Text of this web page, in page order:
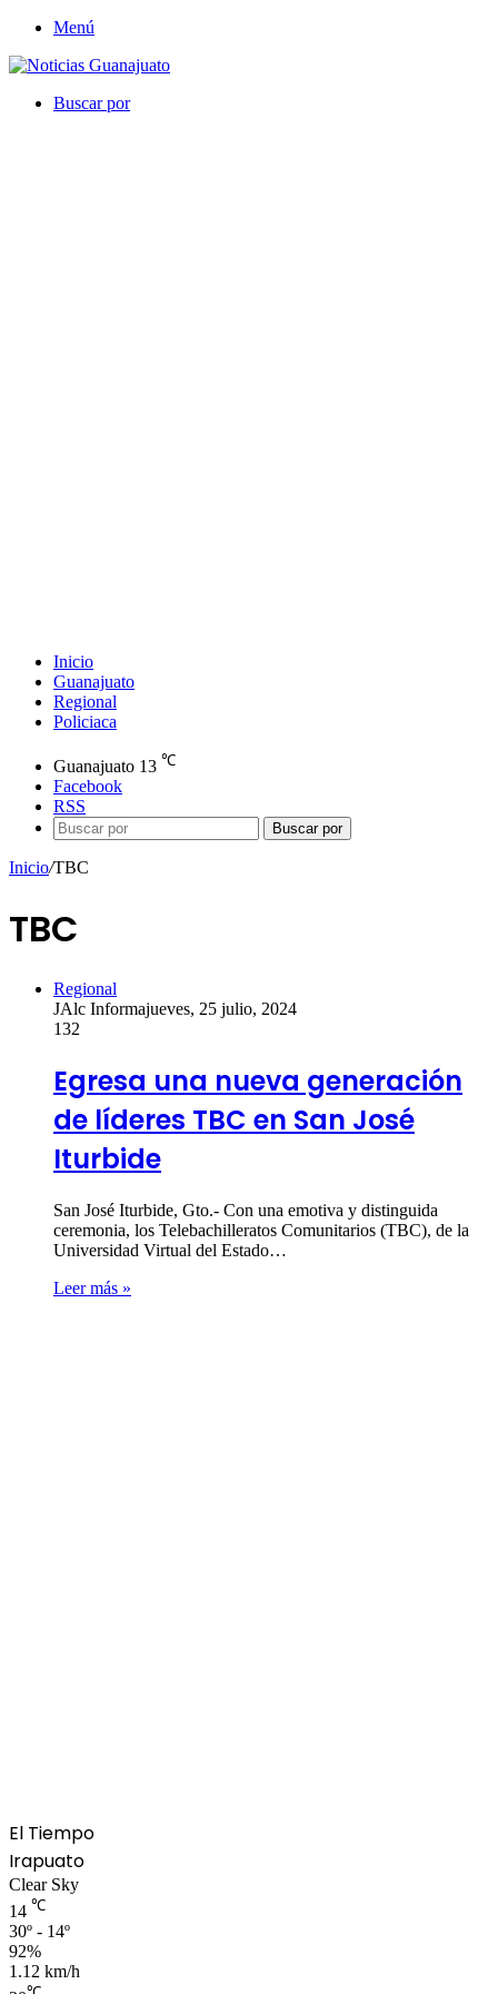
Menú
Buscar por
Inicio
Guanajuato
Regional
Policiaca
Guanajuato 13 ℃
Facebook
RSS
Buscar por
Inicio/TBC
TBC
Regional
JAlc Informajueves, 25 julio, 2024
132
Egresa una nueva generación
de líderes TBC en San José
Iturbide
San José Iturbide, Gto.- Con una emotiva y distinguida
ceremonia, los Telebachilleratos Comunitarios (TBC), de la
Universidad Virtual del Estado…
Leer más »
El Tiempo
Irapuato
Clear Sky
14 ℃
30º - 14º
92%
1.12 km/h